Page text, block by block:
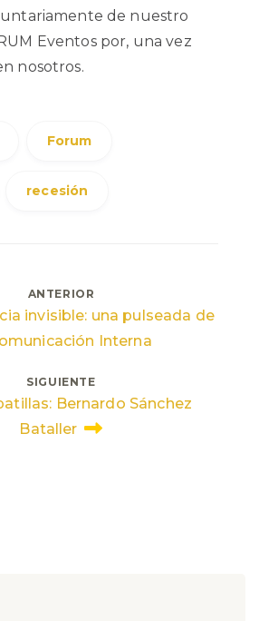
de nuestro
Eventos por, una vez
nosotros.
Forum
recesión
ANTERIOR
invisible: una pulseada de
Interna
SIGUIENTE
Bernardo Sánchez
Bataller